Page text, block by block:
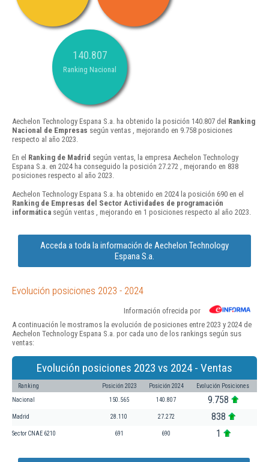
140.807
Ranking Nacional
Aechelon Technology Espana S.a. ha obtenido la posición 140.807 del Ranking
Nacional de Empresas según ventas , mejorando en 9.758 posiciones
respecto al año 2023.
En el Ranking de Madrid según ventas, la empresa Aechelon Technology
Espana S.a. en 2024 ha conseguido la posición 27.272 , mejorando en 838
posiciones respecto al año 2023.
Aechelon Technology Espana S.a. ha obtenido en 2024 la posición 690 en el
Ranking de Empresas del Sector Actividades de programación
informática según ventas , mejorando en 1 posiciones respecto al año 2023.
Acceda a toda la información de Aechelon Technology
Espana S.a.
Evolución posiciones 2023 - 2024
Información ofrecida por
A continuación le mostramos la evolución de posiciones entre 2023 y 2024 de
Aechelon Technology Espana S.a. por cada uno de los rankings según sus
ventas:
Evolución posiciones 2023 vs 2024 - Ventas
Ranking Posición 2023 Posición 2024 Evolución Posiciones
Nacional 150.565 140.807 9.758
Madrid 28.110 27.272 838
Sector CNAE 6210 691 690 1